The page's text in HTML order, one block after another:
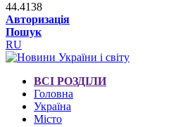
44.4138
Авторизація
Пошук
RU
ВСІ РОЗДІЛИ
Головна
Україна
Місто